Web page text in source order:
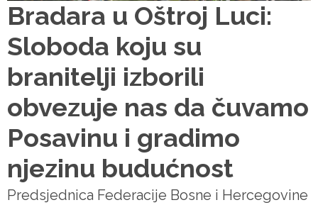
Bradara u Oštroj Luci:
Sloboda koju su
branitelji izborili
obvezuje nas da čuvamo
Posavinu i gradimo
njezinu budućnost
Predsjednica Federacije Bosne i Hercegovine